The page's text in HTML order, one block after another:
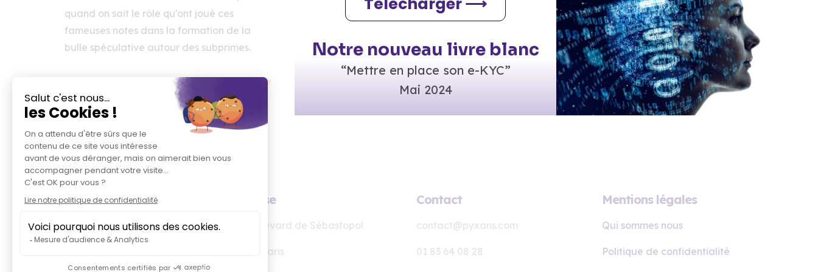
quand on sait le rôle qu'ont joué ces
fameuses notes dans la formation de la
bulle spéculative autour des subprimes.
Read more
L'offre digitale 100 %
Adresse
11 boulevard de Sébastopol
75001 Paris
Contact
contact@pyxans.com
01 83 64 08 28
Mentions légales
Qui sommes nous
Politique de confidentialité
Notre nouveau livre blanc
“Mettre en place son e-KYC”
Mai 2024